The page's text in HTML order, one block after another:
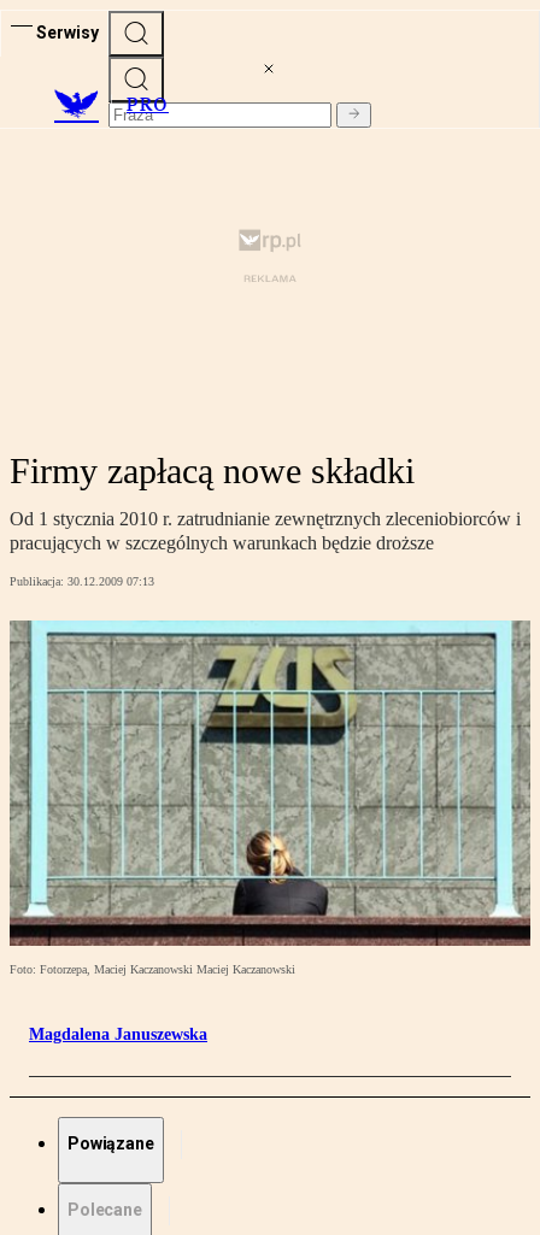
Serwisy
PRO
Firmy zapłacą nowe składki
Od 1 stycznia 2010 r. zatrudnianie zewnętrznych zleceniobiorców i
pracujących w szczególnych warunkach będzie droższe
Publikacja: 30.12.2009 07:13
Foto: Fotorzepa, Maciej Kaczanowski Maciej Kaczanowski
Magdalena Januszewska
Powiązane
Polecane